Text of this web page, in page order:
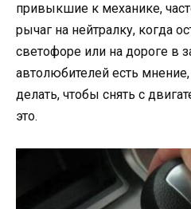
привыкшие к механике,
рычаг на нейтралку, когда
светофоре или на дороге в
автолюбителей есть
делать, чтобы снять с
это.